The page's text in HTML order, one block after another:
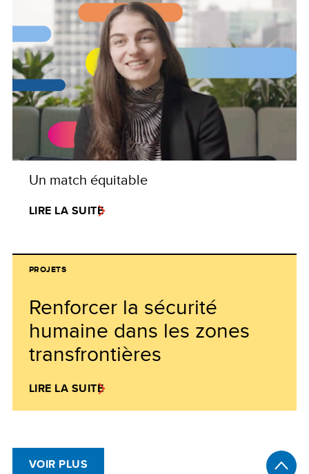
Un match équitable
LIRE LA SUITE
PROJETS
Renforcer la sécurité
humaine dans les zones
transfrontières
LIRE LA SUITE
VOIR PLUS